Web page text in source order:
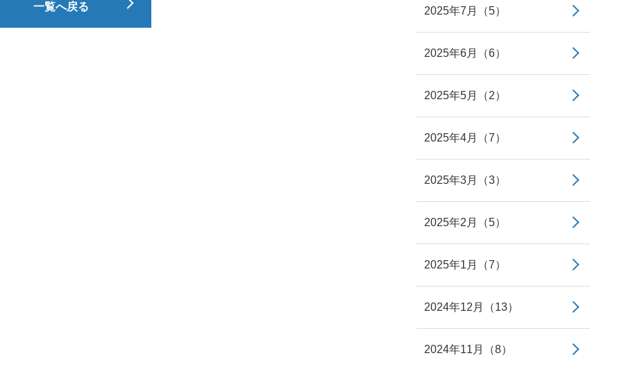
一覧へ戻る 2025年7月（5）
2025年6月（6）
2025年5月（2）
2025年4月（7）
2025年3月（3）
2025年2月（5）
2025年1月（7）
2024年12月（13）
2024年11月（8）